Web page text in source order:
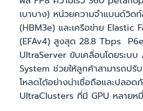
เบาบาง) หน่วยความจำแบนด์วิด
(HBM3e) และเครือข่าย Elastic
(EFAv4) สูงสุด 28.8 Tbps
UltraServer ขับเคลื่อนโดยระบบ
System ช่วยให้ลูกค้าสามารถปรั
โหลดได้อย่างน่าเชื่อถือและปลอด
UltraClusters ที่มี GPU หลายห